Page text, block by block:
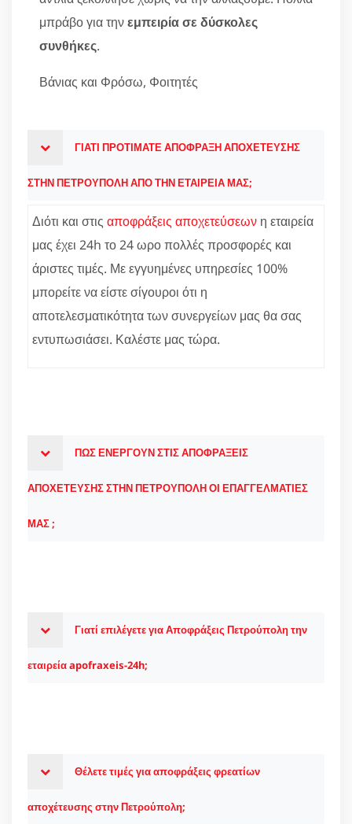
μπράβο για τηνεμπειρία σε δύσκολες
συνθήκες.
Βάνιας και Φρόσω, Φοιτητές
ΓΙΑΤΙ ΠΡΟΤΙΜΑΤΕ ΑΠΟΦΡΑΞΗ ΑΠΟΧΕΤΕΥΣΗΣ
ΣΤΗΝ ΠΕΤΡΟΥΠΟΛΗ ΑΠΟ ΤΗΝ ΕΤΑΙΡΕΙΑ ΜΑΣ;
Διότι και στις αποφράξεις αποχετεύσεων η εταιρεία
μας έχει 24h το 24 ωρο πολλές προσφορές και
άριστες τιμές. Με εγγυημένες υπηρεσίες 100%
μπορείτε να είστε σίγουροι ότι η
αποτελεσματικότητα των συνεργείων μας θα σας
εντυπωσιάσει. Καλέστε μας τώρα.
ΠΩΣ ΕΝΕΡΓΟΥΝ ΣΤΙΣ ΑΠΟΦΡΑΞΕΙΣ
ΑΠΟΧΕΤΕΥΣΗΣ ΣΤΗΝ ΠΕΤΡΟΥΠΟΛΗ ΟΙ ΕΠΑΓΓΕΛΜΑΤΙΕΣ
ΜΑΣ ;
Γιατί επιλέγετε για Αποφράξεις Πετρούπολη την
εταιρεία apofraxeis-24h;
Θέλετε τιμές για αποφράξεις φρεατίων
αποχέτευσης στην Πετρούπολη;